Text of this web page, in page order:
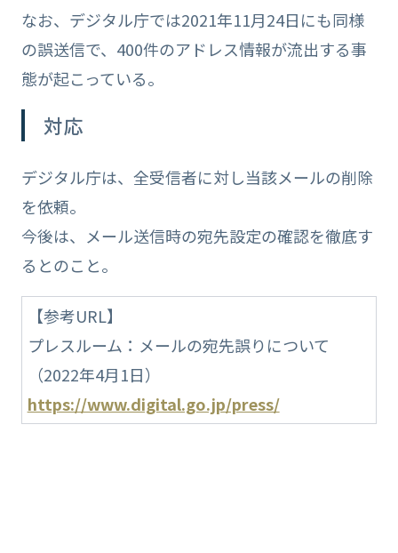
なお、デジタル庁では2021年11月24日にも同様
の誤送信で、400件のアドレス情報が流出する事
態が起こっている。
対応
デジタル庁は、全受信者に対し当該メールの削除
を依頼。
今後は、メール送信時の宛先設定の確認を徹底す
るとのこと。
【参考URL】
プレスルーム：メールの宛先誤りについて
（2022年4月1日）
https://www.digital.go.jp/press/